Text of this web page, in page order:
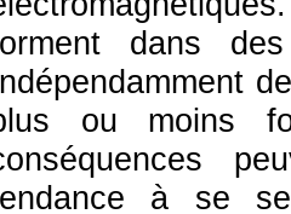
dans
ou moins
à se